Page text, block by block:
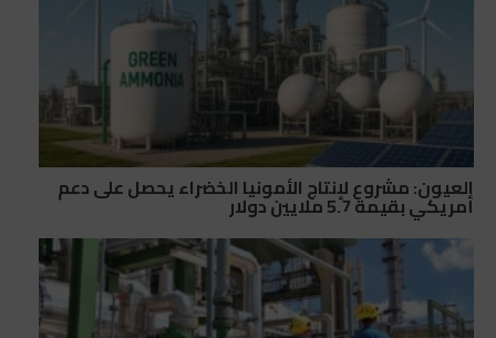
العيون: مشروع لإنتاج الأمونيا الخضراء يحصل على دعم
أمريكي بقيمة 5.7 ملايين دولار